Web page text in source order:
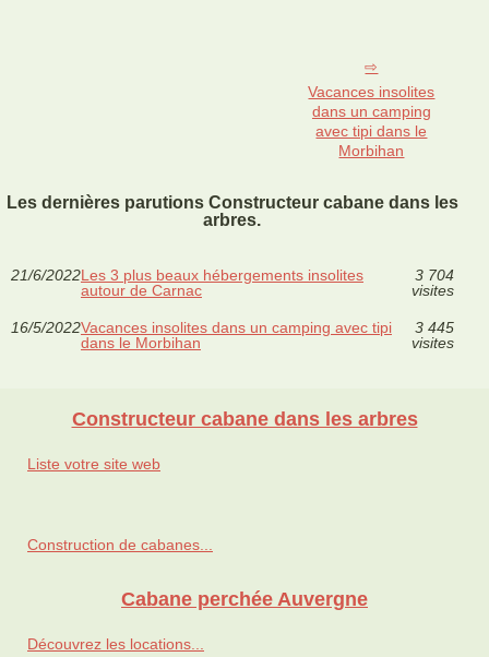
Vacances insolites
dans un camping
avec tipi dans le
Morbihan
Les dernières parutions Constructeur cabane dans les
arbres.
21/6/2022Les 3 plus beaux hébergements insolites
autour de Carnac
3 704
visites
16/5/2022Vacances insolites dans un camping avec tipi
dans le Morbihan
3 445
visites
Constructeur cabane dans les arbres
Liste votre site web
Construction de cabanes...
Cabane perchée Auvergne
Découvrez les locations...